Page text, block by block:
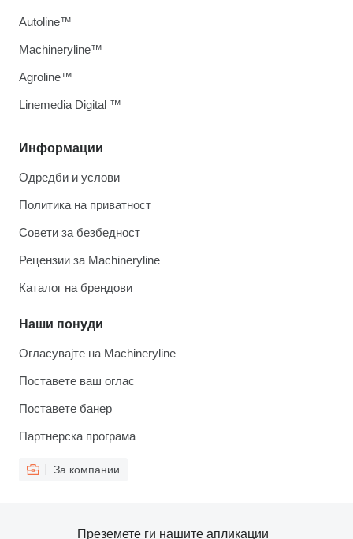
Информации
Одредби и услови
Политика на приватност
Совети за безбедност
Рецензии за Machineryline
Каталог на брендови
Наши понуди
Огласувајте на Machineryline
Поставете ваш оглас
Поставете банер
Партнерска програма
За компании
Autoline™
Machineryline™
Agroline™
Linemedia Digital ™
Преземете ги нашите апликации